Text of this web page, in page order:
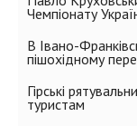
Чемпіонату
В Івано-
пішохідному
Гірські
туристам